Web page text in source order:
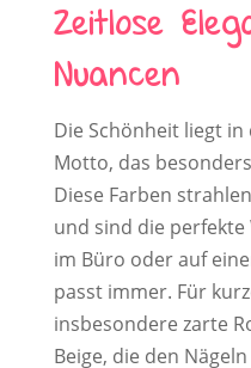
Zeitlose
Nuancen
Die Schönheit liegt
Motto, das
Diese Farben
und sind die perfekte
im Büro oder auf
passt immer. Für
insbesondere zarte
Beige, die den